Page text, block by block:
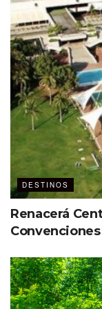
Ver
DESTINOS
Renacerá